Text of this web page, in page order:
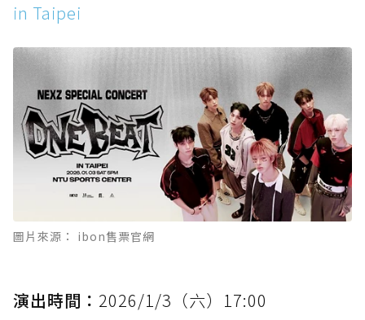
in Taipei
圖片來源： ibon售票官網
演出時間： 2026/1/3（六）17:00